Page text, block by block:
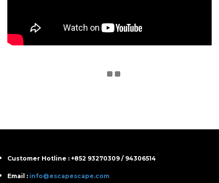
Customer Hotline : +852 93270309 / 94306514
Email : info@escapescape.com